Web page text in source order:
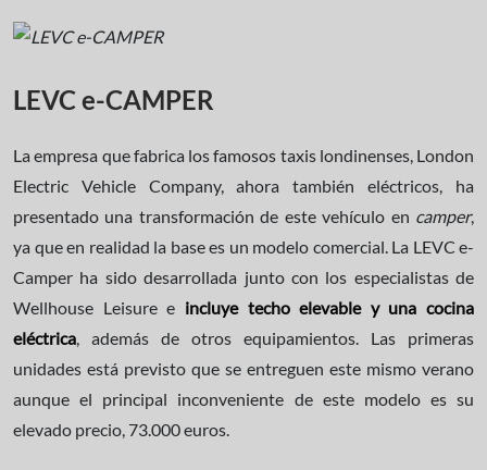
LEVC e-CAMPER
La empresa que fabrica los famosos taxis londinenses, London
Electric Vehicle Company, ahora también eléctricos, ha
presentado una transformación de este vehículo en camper,
ya que en realidad la base es un modelo comercial. La LEVC e-
Camper ha sido desarrollada junto con los especialistas de
Wellhouse Leisure e incluye techo elevable y una cocina
eléctrica, además de otros equipamientos. Las primeras
unidades está previsto que se entreguen este mismo verano
aunque el principal inconveniente de este modelo es su
elevado precio, 73.000 euros.